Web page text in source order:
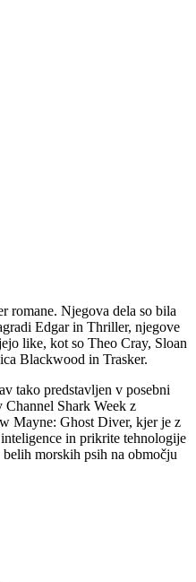
romane. Njegova dela so bila
Edgar in Thriller, njegove
like, kot so Theo Cray, Sloan
Blackwood in Trasker.
tako predstavljen v posebni
Shark Week z
Mayne: Ghost Diver, kjer je z
in prikrite tehnologije
morskih psih na območju